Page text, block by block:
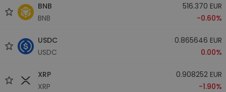
BNB
BNB
516.370 EUR
-0.60%
USDC
USDC
0.865646 EUR
0.00%
XRP
XRP
0.908252 EUR
-1.90%